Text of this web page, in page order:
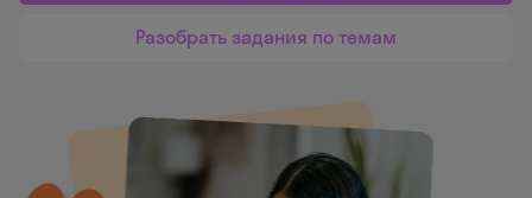
Разобрать задания по темам